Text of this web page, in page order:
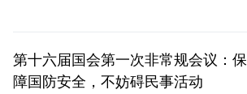
第十六届国会第一次非常规会议：保
障国防安全，不妨碍民事活动